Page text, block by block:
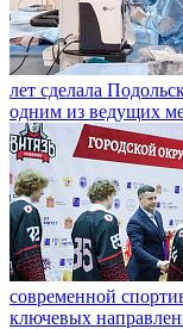
лет сделала
одним из ведущих
современной
ключевых